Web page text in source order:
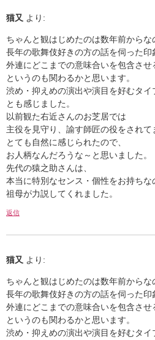
猫又 より:
ちゃんと観はじめたのは数年前からな
長年の歌舞伎好きの方の話を伺った
外連にどこまでの意味合いを包含させ
というのも関わるかと思います。
渋め・抑えめの演出や演目を好むタイ
とも感じました。
以前観た右近さんのお芝居では
主役を見守り、諭す師匠の役をされて
とても自然に感じられたので、
お人柄なんだろうな～と思いました。
先代の猿之助さんは、
本当に特別なセンス・個性をお持ちな
祖母が力説してくれました。
返信
猫又 より:
ちゃんと観はじめたのは数年前からな
長年の歌舞伎好きの方の話を伺った印
外連にどこまでの意味合いを包含させ
というのも関わるかと思います。
渋め・抑えめの演出や演目を好むタイ